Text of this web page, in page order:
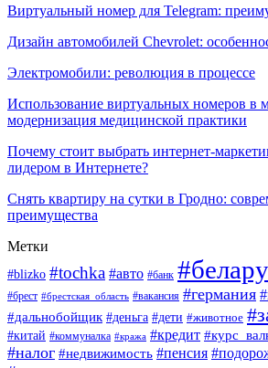
Виртуальный номер для Telegram:
Дизайн автомобилей Chevrolet:
Электромобили: революция в процессе
Использование виртуальных номеров в
модернизация медицинской практики
Почему стоит выбрать интернет-
лидером в Интернете?
Снять квартиру на сутки в Гродно:
преимущества
Метки
#blizko #tochka #авто #банк
#брест #брестская_область #вакансия #германия
#дальнобойщик #деньга #дети #животное
#китай #коммуналка #кража #кредит
#налог #недвижимость #пенсия